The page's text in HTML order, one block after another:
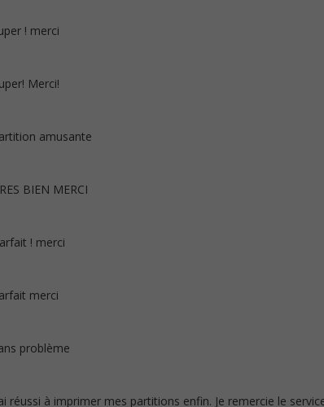
! merci
Merci!
amusante
BIEN MERCI
! merci
merci
problème
réussi à imprimer mes partitions enfin. Je remercie le